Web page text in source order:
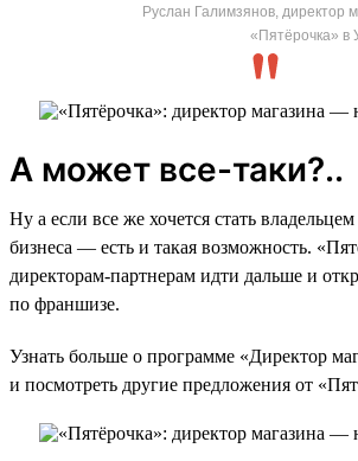
Руслан Галимзянов, директор
«Пятёрочка» в
А может все-таки?..
Ну а если все же хочется стать
бизнеса — есть и такая возможность.
директорам-партнерам идти дальше и
по франшизе.
Узнать больше о программе «Директор
и посмотреть другие предложения от